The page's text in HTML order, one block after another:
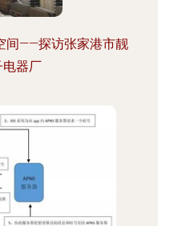
间——探访张家港市靓
电器厂